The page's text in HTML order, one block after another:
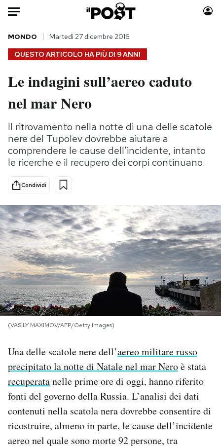
Auto
HOME
Italia
Politica
Tecnologia
Internet
Scienza
Cultura
Economia
Moda
Storie/Idee
Ok Boomer!
Media
Europa
PODCAST
NEWSLETTER
I MIEI PREFERITI
CALENDARIO
AREA PERSONALE
Area Personale
Newsletter
QUESTO ARTICOLO HA PIÙ DI 9 ANNI
MONDO Martedì 27 dicembre 2016
Le indagini sull’aereo caduto
nel mar Nero
Il ritrovamento nella notte di una delle scatole
nere del Tupolev dovrebbe aiutare a
comprendere le cause dell'incidente, intanto
le ricerche e il recupero dei corpi continuano
Condividi
(VASILY MAXIMOV/AFP/Getty Images)
Una delle scatole nere dell’aereo militare russo
precipitato la notte di Natale nel mar Neroè stata
recuperatanelle prime ore di oggi, hanno riferito
fonti del governo della Russia. L’analisi dei dati
contenuti nella scatola nera dovrebbe consentire di
ricostruire, almeno in parte, le cause dell’incidente
aereo nel quale sono morte 92 persone, tra